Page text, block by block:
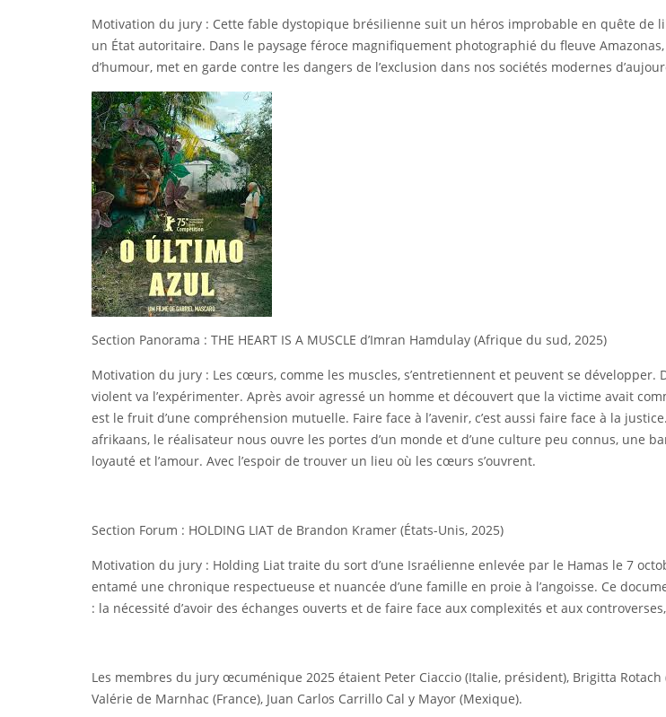
Motivation du jury : Cette fable dystopique brésilienne suit un héros improbable en quête de
un État autoritaire. Dans le paysage féroce magnifiquement photographié du fleuve
d’humour, met en garde contre les dangers de l’exclusion dans nos sociétés modernes
Section Panorama : THE HEART IS A MUSCLE d’Imran Hamdulay (Afrique du sud, 2025)
Motivation du jury : Les cœurs, comme les muscles, s’entretiennent et peuvent se
violent va l’expérimenter. Après avoir agressé un homme et découvert que la victime avait
est le fruit d’une compréhension mutuelle. Faire face à l’avenir, c’est aussi faire face à la
afrikaans, le réalisateur nous ouvre les portes d’un monde et d’une culture peu connus, une
loyauté et l’amour. Avec l’espoir de trouver un lieu où les cœurs s’ouvrent.
Section Forum : HOLDING LIAT de Brandon Kramer (États-Unis, 2025)
Motivation du jury : Holding Liat traite du sort d’une Israélienne enlevée par le Hamas le 7
entamé une chronique respectueuse et nuancée d’une famille en proie à l’angoisse. Ce
: la nécessité d’avoir des échanges ouverts et de faire face aux complexités et aux
Les membres du jury œcuménique 2025 étaient Peter Ciaccio (Italie, président), Brigitta
Valérie de Marnhac (France), Juan Carlos Carrillo Cal y Mayor (Mexique).